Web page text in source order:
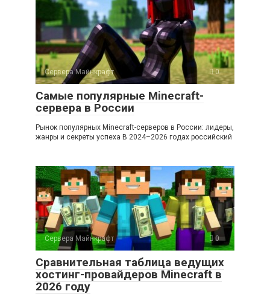
Сервера Майнкрафт 0
Самые популярные Minecraft-
сервера в России
Рынок популярных Minecraft-серверов в России: лидеры,
жанры и секреты успеха В 2024–2026 годах российский
Сервера Майнкрафт 0
Сравнительная таблица ведущих
хостинг-провайдеров Minecraft в
2026 году